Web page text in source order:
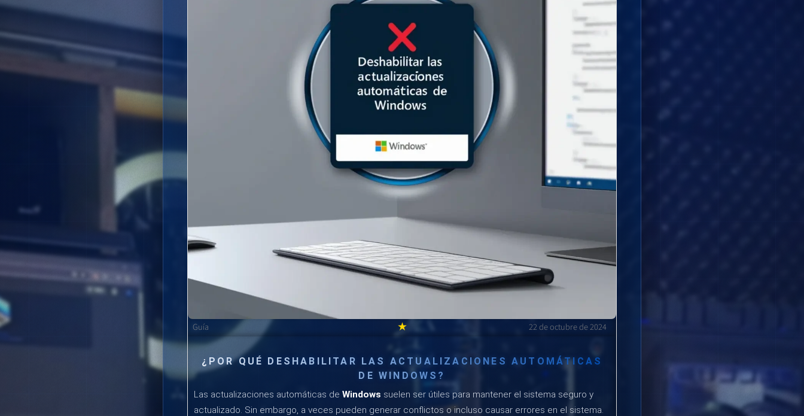
Guía ★ 22 de octubre de 2024
¿POR QUÉ DESHABILITAR LAS ACTUALIZACIONES AUTOMÁTICAS
DE WINDOWS?
Las actualizaciones automáticas de Windows suelen ser útiles para mantener el sistema seguro y
actualizado. Sin embargo, a veces pueden generar conflictos o incluso causar errores en el sistema.